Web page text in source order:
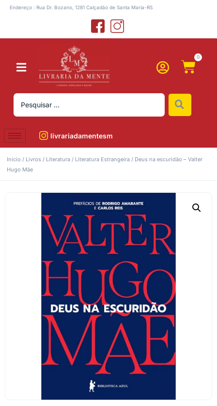
Endereço : Rua Dr. Bozano, 1281 Calçadão de Santa Maria-RS
0
livrariadamentesm
Início / Livros / Literatura / Literatura Estrangeira / Deus na escuridão – Valter
Hugo Mãe